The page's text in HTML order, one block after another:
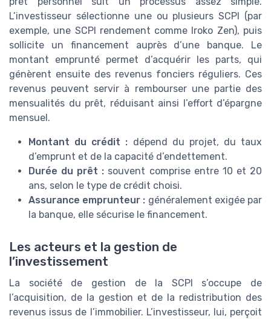
L’investisseur sélectionne une ou plusieurs SCPI (par
exemple, une SCPI rendement comme Iroko Zen), puis
sollicite un financement auprès d’une banque. Le
montant emprunté permet d’acquérir les parts, qui
génèrent ensuite des revenus fonciers réguliers. Ces
revenus peuvent servir à rembourser une partie des
mensualités du prêt, réduisant ainsi l’effort d’épargne
mensuel.
Montant du crédit : dépend du projet, du taux
d’emprunt et de la capacité d’endettement.
Durée du prêt : souvent comprise entre 10 et 20
ans, selon le type de crédit choisi.
Assurance emprunteur : généralement exigée par
la banque, elle sécurise le financement.
Les acteurs et la gestion de
l’investissement
La société de gestion de la SCPI s’occupe de
l’acquisition, de la gestion et de la redistribution des
revenus issus de l’immobilier. L’investisseur, lui, perçoit